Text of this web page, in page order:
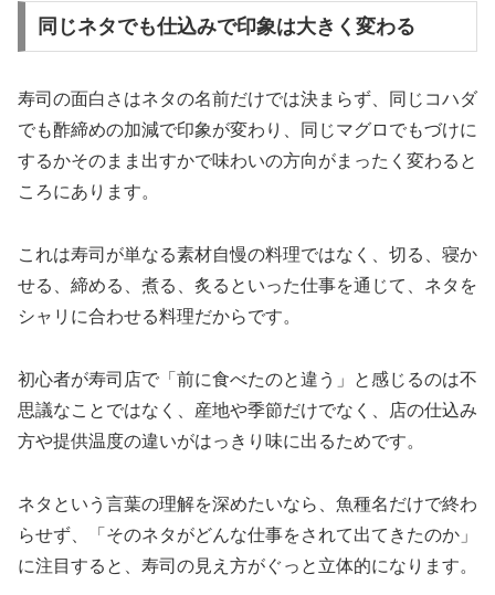
同じネタでも仕込みで印象は大きく変わる
寿司の面白さはネタの名前だけでは決まらず、同じコハダ
でも酢締めの加減で印象が変わり、同じマグロでもづけに
するかそのまま出すかで味わいの方向がまったく変わると
ころにあります。
これは寿司が単なる素材自慢の料理ではなく、切る、寝か
せる、締める、煮る、炙るといった仕事を通じて、ネタを
シャリに合わせる料理だからです。
初心者が寿司店で「前に食べたのと違う」と感じるのは不
思議なことではなく、産地や季節だけでなく、店の仕込み
方や提供温度の違いがはっきり味に出るためです。
ネタという言葉の理解を深めたいなら、魚種名だけで終わ
らせず、「そのネタがどんな仕事をされて出てきたのか」
に注目すると、寿司の見え方がぐっと立体的になります。